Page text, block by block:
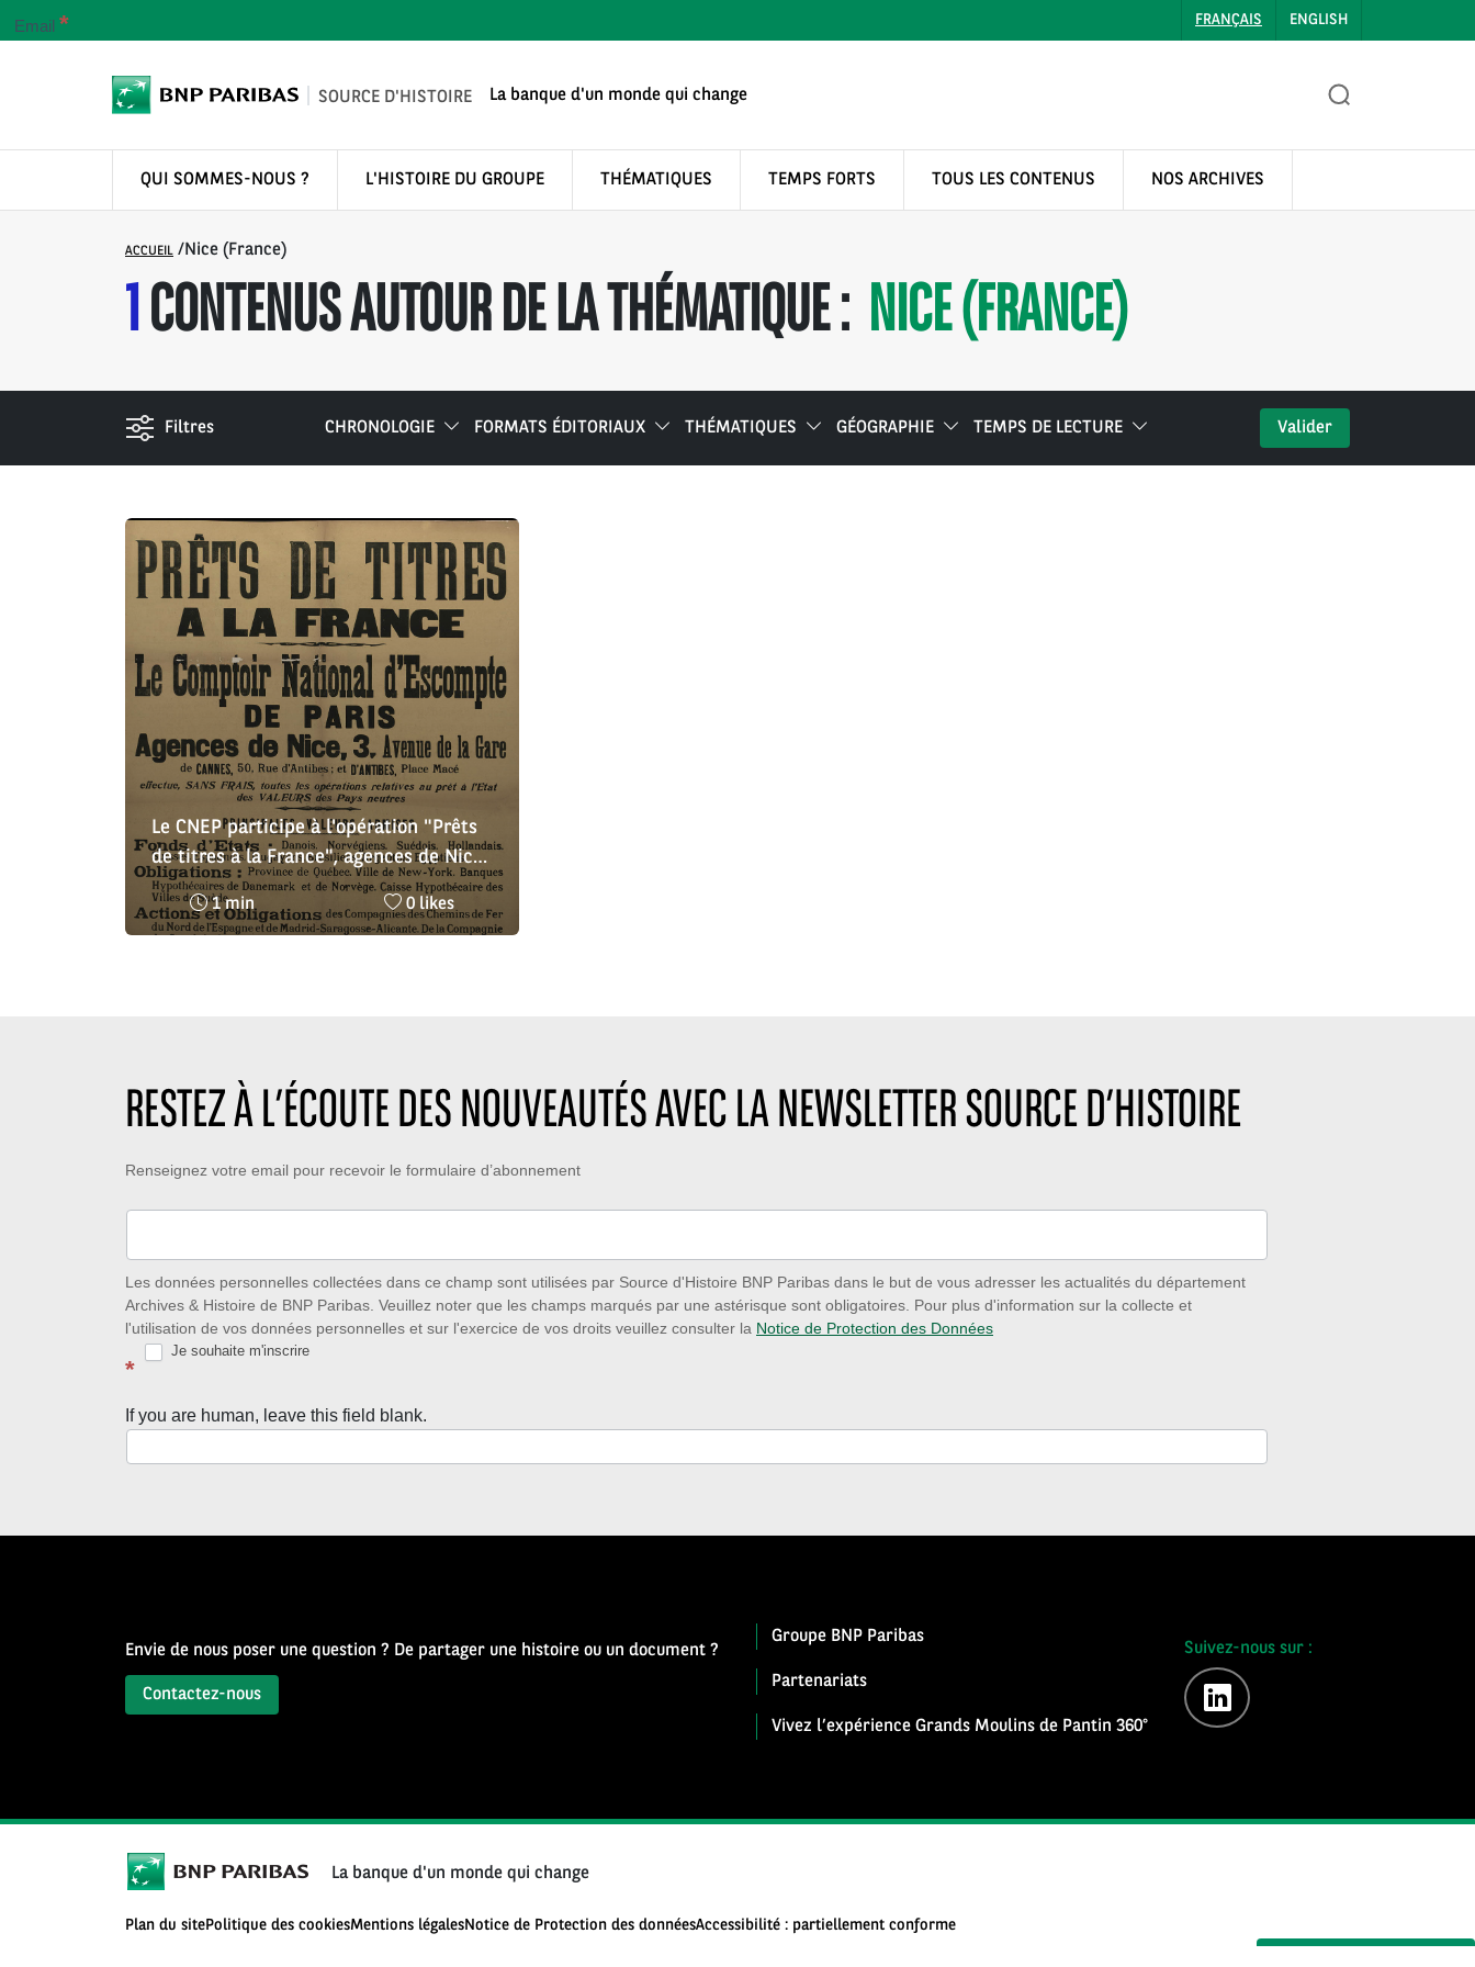
FRANÇAIS ENGLISH
SOURCE D'HISTOIRE La banque d'un monde qui change
QUI SOMMES-NOUS ? L'HISTOIRE DU GROUPE THÉMATIQUES TEMPS FORTS TOUS LES CONTENUS NOS ARCHIVES
ACCUEIL /Nice (France)
1CONTENUS AUTOUR DE LA THÉMATIQUE : NICE (FRANCE)
Filtres CHRONOLOGIE FORMATS ÉDITORIAUX THÉMATIQUES GÉOGRAPHIE TEMPS DE LECTURE Valider
Le CNEP participe à l'opération "Prêts
de titres à la France", agences de Nice,
Cannes et Antibes
Temps
de
1 min
Nombre
de
0 likes
RESTEZ À L’ÉCOUTE DES NOUVEAUTÉS AVEC LA NEWSLETTER SOURCE D’HISTOIRE
Restez
à
des
nouveautés
avec
la
Renseignez votre email pour recevoir le formulaire d’abonnement
Email *
Les données personnelles collectées dans ce champ sont utilisées par Source d'Histoire BNP Paribas dans le but de vous adresser les actualités du département
Archives & Histoire de BNP Paribas. Veuillez noter que les champs marqués par une astérisque sont obligatoires. Pour plus d'information sur la collecte et
l'utilisation de vos données personnelles et sur l'exercice de vos droits veuillez consulter la Notice de Protection des Données
*
Je souhaite m'inscrire
If you are human, leave this field blank.
Envie de nous poser une question ? De partager une histoire ou un document ?
Contactez-nous
Groupe BNP Paribas
Partenariats
Vivez l’expérience Grands Moulins de Pantin 360°
Suivez-nous sur :
linkedin
La banque d'un monde qui change
Plan du sitePolitique des cookiesMentions légalesNotice de Protection des donnéesAccessibilité : partiellement conforme